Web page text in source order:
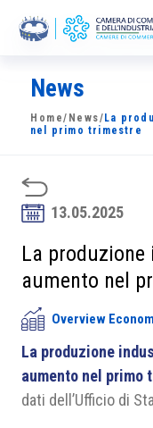
La Camera
News
Sviluppo
Soci
Partner
Progetti
Area riservata
News
Home/ News/ La
nel primo trimestre
13.05.2025
La
aumento nel
Overview
La produzione
aumento nel primo
dati dell’Ufficio di